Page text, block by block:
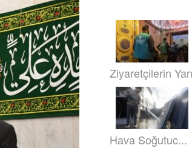
Ziyaretçilerin
Hava Soğutuc...